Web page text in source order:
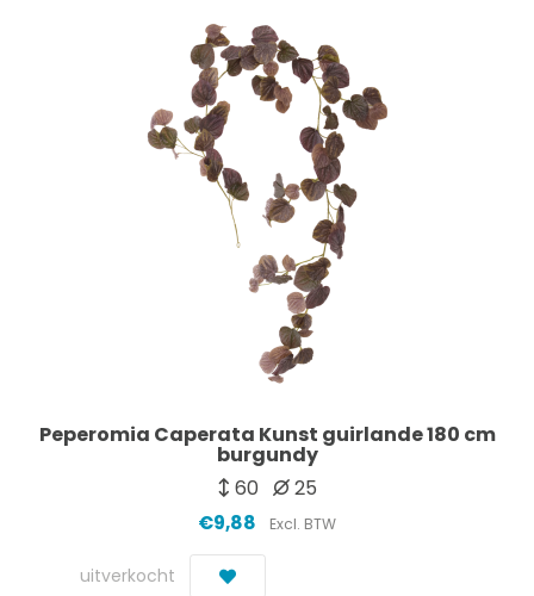
Peperomia Caperata Kunst guirlande 180 cm
burgundy
60
25
€9,88 Excl. BTW
uitverkocht